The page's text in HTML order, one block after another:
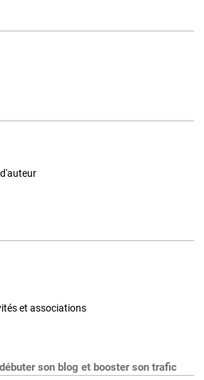
et associations
son blog et booster son trafic